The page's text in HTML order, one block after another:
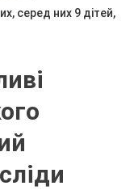
серед них 9 дітей,